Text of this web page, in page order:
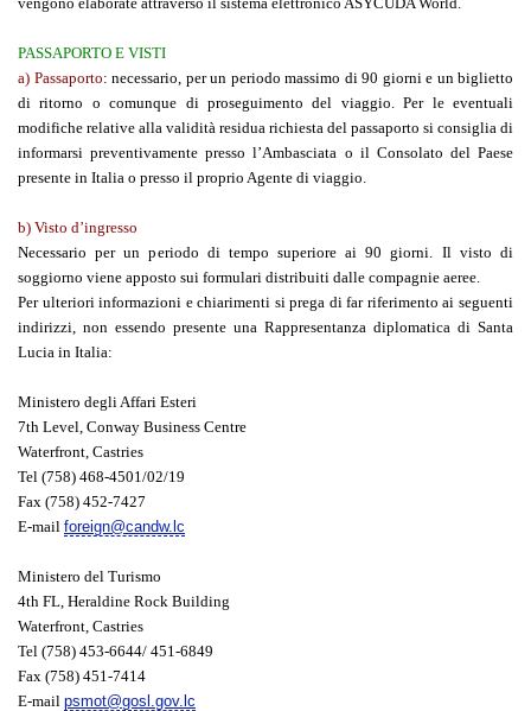
PASSAPORTO E VISTI
a) Passaporto: necessario, per un periodo massimo di 90 giorni e un biglietto
di ritorno o comunque di proseguimento del viaggio. Per le eventuali
modifiche relative alla validità residua richiesta del passaporto si consiglia di
informarsi preventivamente presso l’Ambasciata o il Consolato del Paese
presente in Italia o presso il proprio Agente di viaggio.
b) Visto d’ingresso
Necessario per un periodo di tempo superiore ai 90 giorni. Il visto di
soggiorno viene apposto sui formulari distribuiti dalle compagnie aeree.
Per ulteriori informazioni e chiarimenti si prega di far riferimento ai seguenti
indirizzi, non essendo presente una Rappresentanza diplomatica di Santa
Lucia in Italia:
Ministero degli Affari Esteri
7th Level, Conway Business Centre
Waterfront, Castries
Tel (758) 468-4501/02/19
Fax (758) 452-7427
E-mail foreign@candw.lc
Ministero del Turismo
4th FL, Heraldine Rock Building
Waterfront, Castries
Tel (758) 453-6644/ 451-6849
Fax (758) 451-7414
E-mail psmot@gosl.gov.lc